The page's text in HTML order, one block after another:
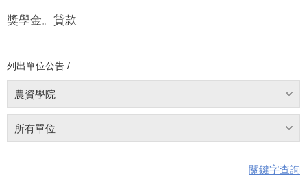
獎學金。貸款
列出單位公告 /
農資學院
所有單位
關鍵字查詢